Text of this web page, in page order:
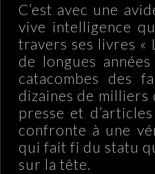
C’est avec une
vive intelligence
travers ses livres «
de longues
catacombes des
dizaines de
presse et
confronte à une
qui fait fi du statu
sur la tête.